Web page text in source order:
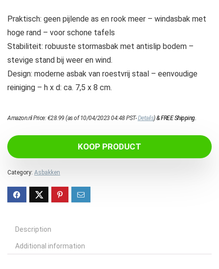
Praktisch: geen pijlende as en rook meer – windasbak met
hoge rand – voor schone tafels
Stabiliteit: robuuste stormasbak met antislip bodem –
stevige stand bij weer en wind.
Design: moderne asbak van roestvrij staal – eenvoudige
reiniging – h x d: ca. 7,5 x 8 cm.
Amazon.nl Price:€28.99 (as of 10/04/2023 04:48 PST-Details)&FREE Shipping.
KOOP PRODUCT
Category: Asbakken
Description
Additional information